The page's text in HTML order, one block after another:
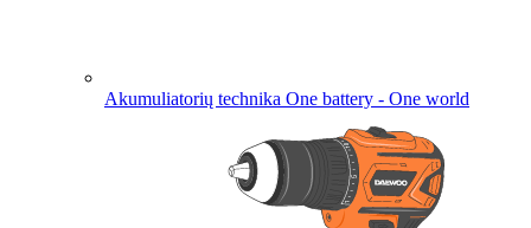
Akumuliatorių technika One battery - One world